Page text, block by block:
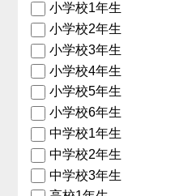
小学校1年生
小学校2年生
小学校3年生
小学校4年生
小学校5年生
小学校6年生
中学校1年生
中学校2年生
中学校3年生